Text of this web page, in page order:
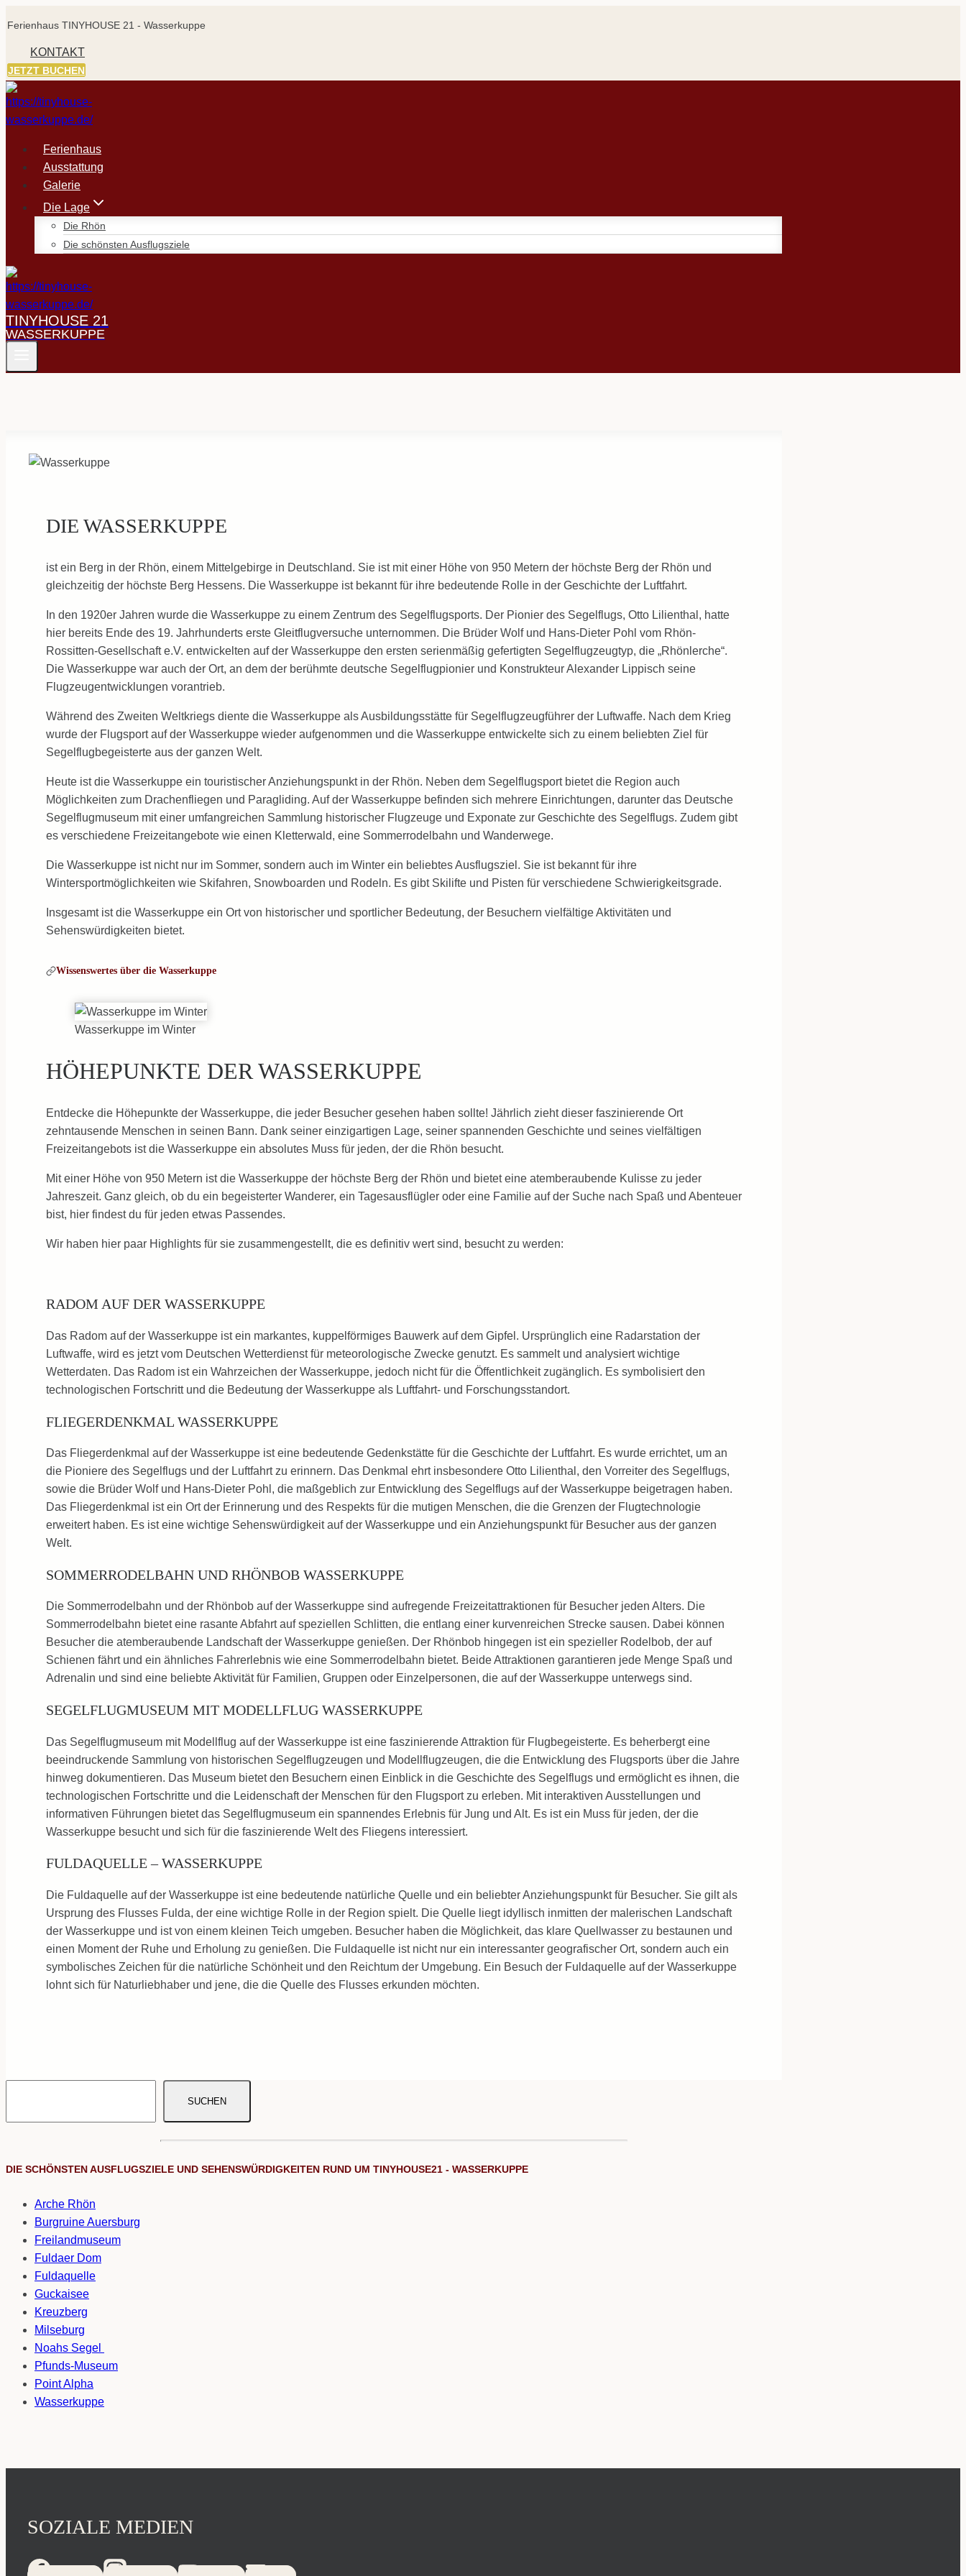
Inhalt
springen
Ferienhaus TINYHOUSE 21 - Wasserkuppe
KONTAKT
JETZT BUCHEN
Ferienhaus
Ausstattung
Galerie
Die Lage
Die Rhön
Die schönsten Ausflugsziele
TINYHOUSE 21
WASSERKUPPE
DIE WASSERKUPPE
ist ein Berg in der Rhön, einem Mittelgebirge in Deutschland. Sie ist mit einer Höhe von 950 Metern der höchste Berg der Rhön und
gleichzeitig der höchste Berg Hessens. Die Wasserkuppe ist bekannt für ihre bedeutende Rolle in der Geschichte der Luftfahrt.
In den 1920er Jahren wurde die Wasserkuppe zu einem Zentrum des Segelflugsports. Der Pionier des Segelflugs, Otto Lilienthal, hatte
hier bereits Ende des 19. Jahrhunderts erste Gleitflugversuche unternommen. Die Brüder Wolf und Hans-Dieter Pohl vom Rhön-
Rossitten-Gesellschaft e.V. entwickelten auf der Wasserkuppe den ersten serienmäßig gefertigten Segelflugzeugtyp, die „Rhönlerche“.
Die Wasserkuppe war auch der Ort, an dem der berühmte deutsche Segelflugpionier und Konstrukteur Alexander Lippisch seine
Flugzeugentwicklungen vorantrieb.
Während des Zweiten Weltkriegs diente die Wasserkuppe als Ausbildungsstätte für Segelflugzeugführer der Luftwaffe. Nach dem Krieg
wurde der Flugsport auf der Wasserkuppe wieder aufgenommen und die Wasserkuppe entwickelte sich zu einem beliebten Ziel für
Segelflugbegeisterte aus der ganzen Welt.
Heute ist die Wasserkuppe ein touristischer Anziehungspunkt in der Rhön. Neben dem Segelflugsport bietet die Region auch
Möglichkeiten zum Drachenfliegen und Paragliding. Auf der Wasserkuppe befinden sich mehrere Einrichtungen, darunter das Deutsche
Segelflugmuseum mit einer umfangreichen Sammlung historischer Flugzeuge und Exponate zur Geschichte des Segelflugs. Zudem gibt
es verschiedene Freizeitangebote wie einen Kletterwald, eine Sommerrodelbahn und Wanderwege.
Die Wasserkuppe ist nicht nur im Sommer, sondern auch im Winter ein beliebtes Ausflugsziel. Sie ist bekannt für ihre
Wintersportmöglichkeiten wie Skifahren, Snowboarden und Rodeln. Es gibt Skilifte und Pisten für verschiedene Schwierigkeitsgrade.
Insgesamt ist die Wasserkuppe ein Ort von historischer und sportlicher Bedeutung, der Besuchern vielfältige Aktivitäten und
Sehenswürdigkeiten bietet.
Wissenswertes über die Wasserkuppe
Wasserkuppe im Winter
HÖHEPUNKTE DER WASSERKUPPE
Entdecke die Höhepunkte der Wasserkuppe, die jeder Besucher gesehen haben sollte! Jährlich zieht dieser faszinierende Ort
zehntausende Menschen in seinen Bann. Dank seiner einzigartigen Lage, seiner spannenden Geschichte und seines vielfältigen
Freizeitangebots ist die Wasserkuppe ein absolutes Muss für jeden, der die Rhön besucht.
Mit einer Höhe von 950 Metern ist die Wasserkuppe der höchste Berg der Rhön und bietet eine atemberaubende Kulisse zu jeder
Jahreszeit. Ganz gleich, ob du ein begeisterter Wanderer, ein Tagesausflügler oder eine Familie auf der Suche nach Spaß und Abenteuer
bist, hier findest du für jeden etwas Passendes.
Wir haben hier paar Highlights für sie zusammengestellt, die es definitiv wert sind, besucht zu werden:
RADOM AUF DER WASSERKUPPE
Das Radom auf der Wasserkuppe ist ein markantes, kuppelförmiges Bauwerk auf dem Gipfel. Ursprünglich eine Radarstation der
Luftwaffe, wird es jetzt vom Deutschen Wetterdienst für meteorologische Zwecke genutzt. Es sammelt und analysiert wichtige
Wetterdaten. Das Radom ist ein Wahrzeichen der Wasserkuppe, jedoch nicht für die Öffentlichkeit zugänglich. Es symbolisiert den
technologischen Fortschritt und die Bedeutung der Wasserkuppe als Luftfahrt- und Forschungsstandort.
FLIEGERDENKMAL WASSERKUPPE
Das Fliegerdenkmal auf der Wasserkuppe ist eine bedeutende Gedenkstätte für die Geschichte der Luftfahrt. Es wurde errichtet, um an
die Pioniere des Segelflugs und der Luftfahrt zu erinnern. Das Denkmal ehrt insbesondere Otto Lilienthal, den Vorreiter des Segelflugs,
sowie die Brüder Wolf und Hans-Dieter Pohl, die maßgeblich zur Entwicklung des Segelflugs auf der Wasserkuppe beigetragen haben.
Das Fliegerdenkmal ist ein Ort der Erinnerung und des Respekts für die mutigen Menschen, die die Grenzen der Flugtechnologie
erweitert haben. Es ist eine wichtige Sehenswürdigkeit auf der Wasserkuppe und ein Anziehungspunkt für Besucher aus der ganzen
Welt.
SOMMERRODELBAHN UND RHÖNBOB WASSERKUPPE
Die Sommerrodelbahn und der Rhönbob auf der Wasserkuppe sind aufregende Freizeitattraktionen für Besucher jeden Alters. Die
Sommerrodelbahn bietet eine rasante Abfahrt auf speziellen Schlitten, die entlang einer kurvenreichen Strecke sausen. Dabei können
Besucher die atemberaubende Landschaft der Wasserkuppe genießen. Der Rhönbob hingegen ist ein spezieller Rodelbob, der auf
Schienen fährt und ein ähnliches Fahrerlebnis wie eine Sommerrodelbahn bietet. Beide Attraktionen garantieren jede Menge Spaß und
Adrenalin und sind eine beliebte Aktivität für Familien, Gruppen oder Einzelpersonen, die auf der Wasserkuppe unterwegs sind.
SEGELFLUGMUSEUM MIT MODELLFLUG WASSERKUPPE
Das Segelflugmuseum mit Modellflug auf der Wasserkuppe ist eine faszinierende Attraktion für Flugbegeisterte. Es beherbergt eine
beeindruckende Sammlung von historischen Segelflugzeugen und Modellflugzeugen, die die Entwicklung des Flugsports über die Jahre
hinweg dokumentieren. Das Museum bietet den Besuchern einen Einblick in die Geschichte des Segelflugs und ermöglicht es ihnen, die
technologischen Fortschritte und die Leidenschaft der Menschen für den Flugsport zu erleben. Mit interaktiven Ausstellungen und
informativen Führungen bietet das Segelflugmuseum ein spannendes Erlebnis für Jung und Alt. Es ist ein Muss für jeden, der die
Wasserkuppe besucht und sich für die faszinierende Welt des Fliegens interessiert.
FULDAQUELLE – WASSERKUPPE
Die Fuldaquelle auf der Wasserkuppe ist eine bedeutende natürliche Quelle und ein beliebter Anziehungspunkt für Besucher. Sie gilt als
Ursprung des Flusses Fulda, der eine wichtige Rolle in der Region spielt. Die Quelle liegt idyllisch inmitten der malerischen Landschaft
der Wasserkuppe und ist von einem kleinen Teich umgeben. Besucher haben die Möglichkeit, das klare Quellwasser zu bestaunen und
einen Moment der Ruhe und Erholung zu genießen. Die Fuldaquelle ist nicht nur ein interessanter geografischer Ort, sondern auch ein
symbolisches Zeichen für die natürliche Schönheit und den Reichtum der Umgebung. Ein Besuch der Fuldaquelle auf der Wasserkuppe
lohnt sich für Naturliebhaber und jene, die die Quelle des Flusses erkunden möchten.
SUCHEN
DIE SCHÖNSTEN AUSFLUGSZIELE UND SEHENSWÜRDIGKEITEN RUND UM TINYHOUSE21 - WASSERKUPPE
Arche Rhön
Burgruine Auersburg
Freilandmuseum
Fuldaer Dom
Fuldaquelle
Guckaisee
Kreuzberg
Milseburg
Noahs Segel
Pfunds-Museum
Point Alpha
Wasserkuppe
SOZIALE MEDIEN